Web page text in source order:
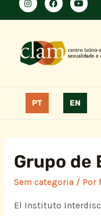
PT EN
Grupo de
Sem categoria/ Por
El Instituto